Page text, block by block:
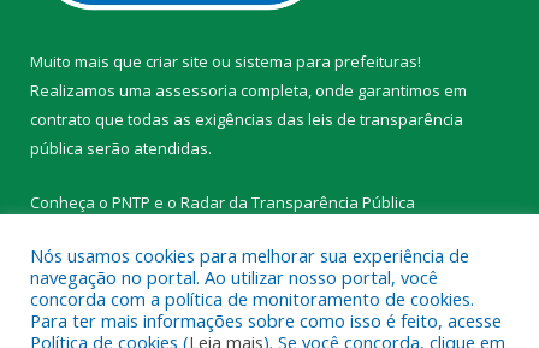
Muito mais que criar site ou sistema para prefeituras!
Realizamos uma assessoria completa, onde garantimos em
contrato que todas as exigências das leis de transparência
pública serão atendidas.
Conheça o PNTP e o Radar da Transparência Pública
Todos os direitos reservados a Prefeitura Municipal de
Nós usamos cookies para melhorar sua experiência de
navegação no portal. Ao utilizar nosso portal, você
concorda com a política de monitoramento de cookies.
Para ter mais informações sobre como isso é feito, acesse
Política de cookies (Leia mais). Se você concorda, clique em